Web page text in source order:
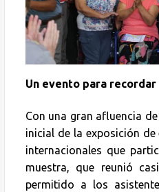
Un evento para recordar
Con una gran afluencia
inicial de la exposición
internacionales que
muestra, que reunió
permitido a los